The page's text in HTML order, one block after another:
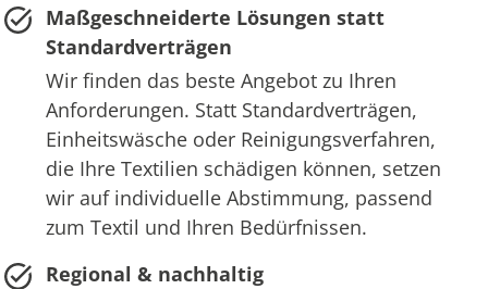
Maßgeschneiderte Lösungen statt
Standardverträgen
Wir finden das beste Angebot zu Ihren
Anforderungen. Statt Standardverträgen,
Einheitswäsche oder Reinigungsverfahren,
die Ihre Textilien schädigen können, setzen
wir auf individuelle Abstimmung, passend
zum Textil und Ihren Bedürfnissen.
Regional & nachhaltig